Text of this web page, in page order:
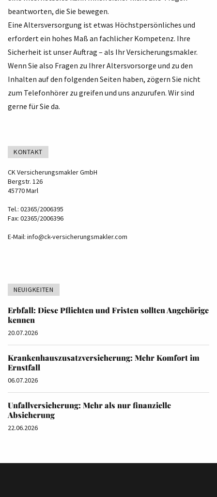
beantworten, die Sie bewegen.
Eine Altersversorgung ist etwas Höchstpersönliches und
erfordert ein hohes Maß an fachlicher Kompetenz. Ihre
Sicherheit ist unser Auftrag – als Ihr Versicherungsmakler.
Wenn Sie also Fragen zu Ihrer Altersvorsorge und zu den
Inhalten auf den folgenden Seiten haben, zögern Sie nicht
zum Telefonhörer zu greifen und uns anzurufen. Wir sind
gerne für Sie da.
KONTAKT
CK Versicherungsmakler GmbH
Bergstr. 126
45770 Marl
Tel.: 02365/2006395
Fax: 02365/2006396
E-Mail: info@ck-versicherungsmakler.com
NEUIGKEITEN
Erbfall: Diese Pflichten und Fristen sollten Angehörige
kennen
20.07.2026
Krankenhauszusatzversicherung: Mehr Komfort im
Ernstfall
06.07.2026
Unfallversicherung: Mehr als nur finanzielle
Absicherung
22.06.2026